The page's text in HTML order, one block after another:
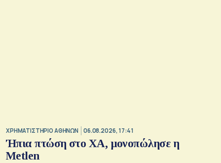
XΡΗΜΑΤΙΣΤΗΡΙΟ ΑΘΗΝΩΝ 06.08.2026, 17:41
Ήπια πτώση στο ΧΑ, μονοπώλησε η
Metlen